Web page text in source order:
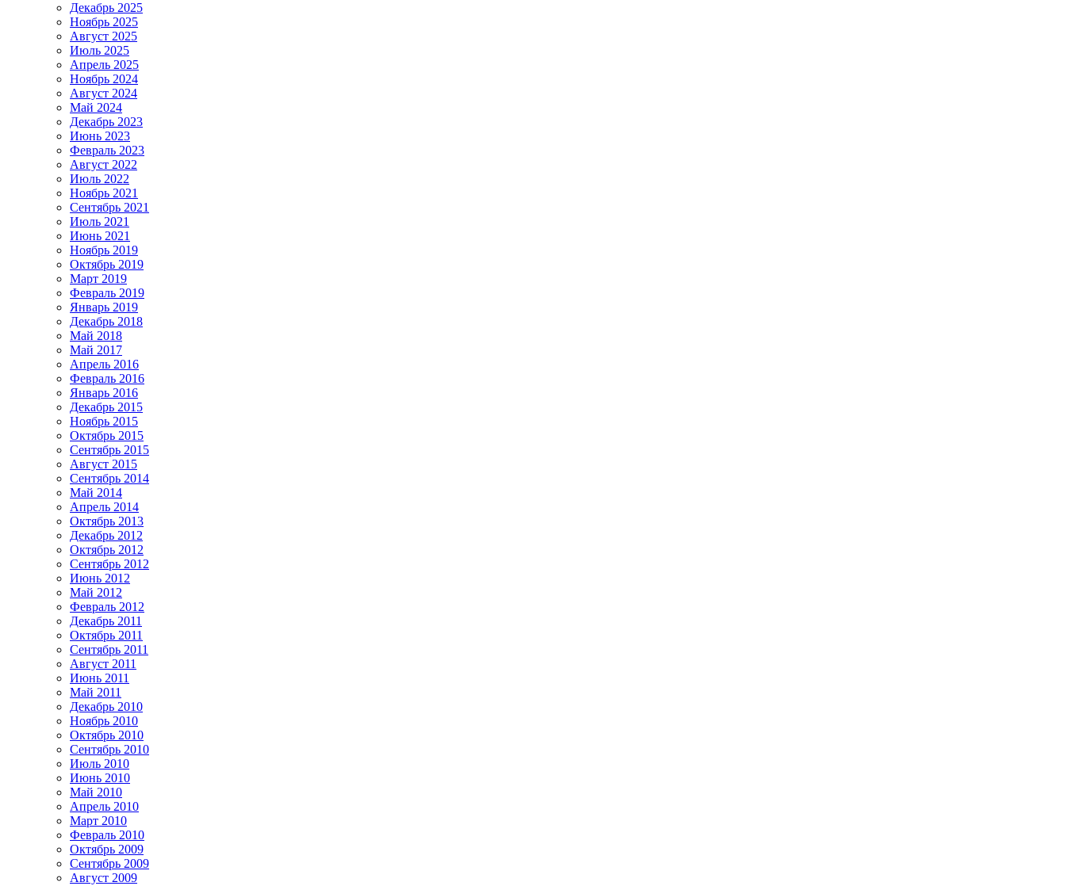
Декабрь 2025
Ноябрь 2025
Август 2025
Июль 2025
Апрель 2025
Ноябрь 2024
Август 2024
Май 2024
Декабрь 2023
Июнь 2023
Февраль 2023
Август 2022
Июль 2022
Ноябрь 2021
Сентябрь 2021
Июль 2021
Июнь 2021
Ноябрь 2019
Октябрь 2019
Март 2019
Февраль 2019
Январь 2019
Декабрь 2018
Май 2018
Май 2017
Апрель 2016
Февраль 2016
Январь 2016
Декабрь 2015
Ноябрь 2015
Октябрь 2015
Сентябрь 2015
Август 2015
Сентябрь 2014
Май 2014
Апрель 2014
Октябрь 2013
Декабрь 2012
Октябрь 2012
Сентябрь 2012
Июнь 2012
Май 2012
Февраль 2012
Декабрь 2011
Октябрь 2011
Сентябрь 2011
Август 2011
Июнь 2011
Май 2011
Декабрь 2010
Ноябрь 2010
Октябрь 2010
Сентябрь 2010
Июль 2010
Июнь 2010
Май 2010
Апрель 2010
Март 2010
Февраль 2010
Октябрь 2009
Сентябрь 2009
Август 2009